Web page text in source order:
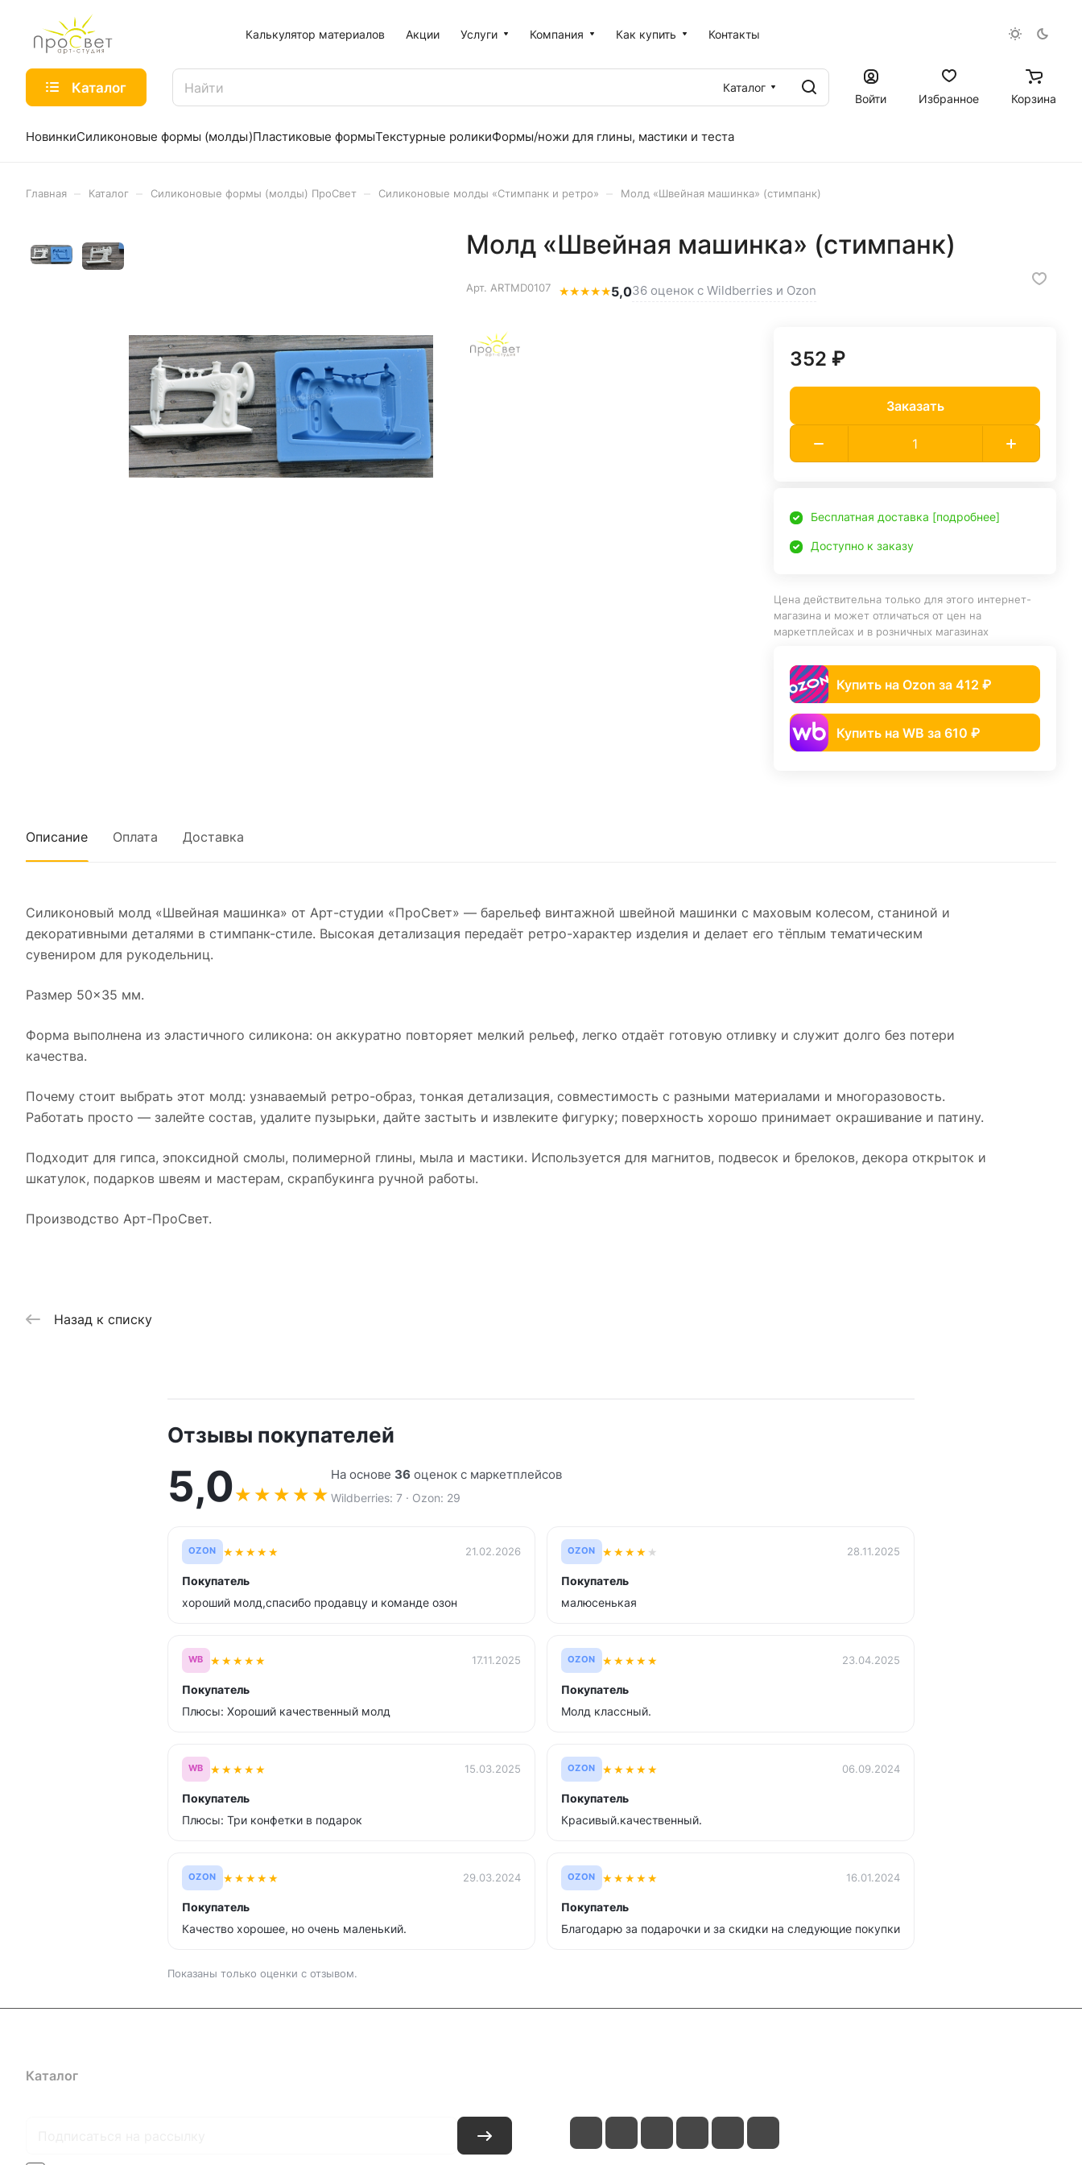
Калькулятор материалов Акции Услуги Компания Как купить Контакты
Каталог
Каталог
Войти
Избранное Корзина
НовинкиСиликоновые формы (молды)Пластиковые формыТекстурные роликиФормы/ножи для глины, мастики и теста
Главная Каталог Силиконовые формы (молды) ПроСвет Силиконовые молды «Стимпанк и ретро» Молд «Швейная машинка» (стимпанк)
Молд «Швейная машинка» (стимпанк)
Арт. ARTMD0107 ★★★★★5,036 оценок с Wildberries и Ozon
352 ₽
Заказать
Бесплатная доставка [подробнее]
Доступно к заказу
Цена действительна только для этого интернет-
магазина и может отличаться от цен на
маркетплейсах и в розничных магазинах
Купить на Ozon за 412 ₽
Купить на WB за 610 ₽
Описание Оплата Доставка
Силиконовый молд «Швейная машинка» от Арт-студии «ПроСвет» — барельеф винтажной швейной машинки с маховым колесом, станиной и
декоративными деталями в стимпанк-стиле. Высокая детализация передаёт ретро-характер изделия и делает его тёплым тематическим
сувениром для рукодельниц.
Размер 50×35 мм.
Форма выполнена из эластичного силикона: он аккуратно повторяет мелкий рельеф, легко отдаёт готовую отливку и служит долго без потери
качества.
Почему стоит выбрать этот молд: узнаваемый ретро-образ, тонкая детализация, совместимость с разными материалами и многоразовость.
Работать просто — залейте состав, удалите пузырьки, дайте застыть и извлеките фигурку; поверхность хорошо принимает окрашивание и патину.
Подходит для гипса, эпоксидной смолы, полимерной глины, мыла и мастики. Используется для магнитов, подвесок и брелоков, декора открыток и
шкатулок, подарков швеям и мастерам, скрапбукинга ручной работы.
Производство Арт-ПроСвет.
Назад к списку
Отзывы покупателей
5,0★ ★ ★ ★ ★
На основе 36 оценок с маркетплейсов
Wildberries: 7 · Ozon: 29
OZON ★★★★★ 21.02.2026
Покупатель
хороший молд,спасибо продавцу и команде озон
OZON ★★★★ ★ 28.11.2025
Покупатель
малюсенькая
WB ★★★★★ 17.11.2025
Покупатель
Плюсы: Хороший качественный молд
OZON ★★★★★ 23.04.2025
Покупатель
Молд классный.
WB ★★★★★ 15.03.2025
Покупатель
Плюсы: Три конфетки в подарок
OZON ★★★★★ 06.09.2024
Покупатель
Красивый.качественный.
OZON ★★★★★ 29.03.2024
Покупатель
Качество хорошее, но очень маленький.
OZON ★★★★★ 16.01.2024
Покупатель
Благодарю за подарочки и за скидки на следующие покупки
Показаны только оценки с отзывом.
Каталог